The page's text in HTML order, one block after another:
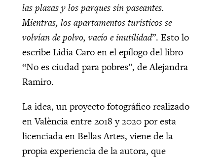
las plazas y los parques sin paseantes.
Mientras, los apartamentos turísticos se
volvían de polvo, vacío e inutilidad”. Esto lo
escribe Lidia Caro en el epílogo del libro
“No es ciudad para pobres”, de Alejandra
Ramiro.
La idea, un proyecto fotográfico realizado
en València entre 2018 y 2020 por esta
licenciada en Bellas Artes, viene de la
propia experiencia de la autora, que